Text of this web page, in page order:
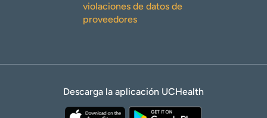
violaciones de datos de
proveedores
Descarga la aplicación UCHealth